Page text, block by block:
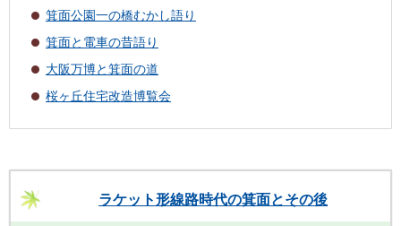
箕面公園一の橋むかし語り
箕面と電車の昔語り
大阪万博と箕面の道
桜ヶ丘住宅改造博覧会
ラケット形線路時代の箕面とその後